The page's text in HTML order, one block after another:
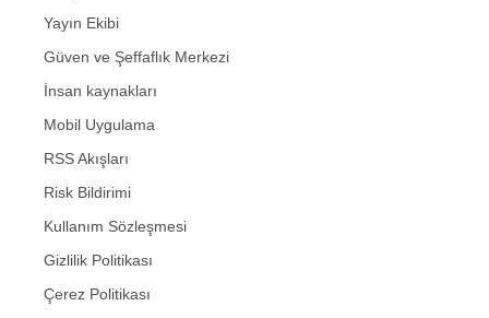
Yayın Ekibi
Güven ve Şeffaflık Merkezi
İnsan kaynakları
Mobil Uygulama
RSS Akışları
Risk Bildirimi
Kullanım Sözleşmesi
Gizlilik Politikası
Çerez Politikası